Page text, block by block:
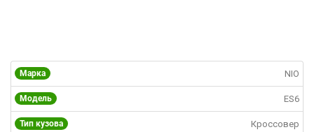
Марка NIO
Модель ES6
Тип кузова Кроссовер